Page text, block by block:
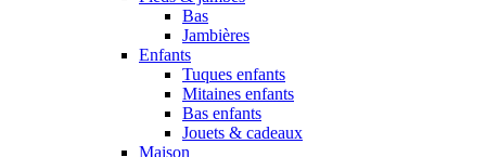
Bas
Jambières
Enfants
Tuques enfants
Mitaines enfants
Bas enfants
Jouets & cadeaux
Maison